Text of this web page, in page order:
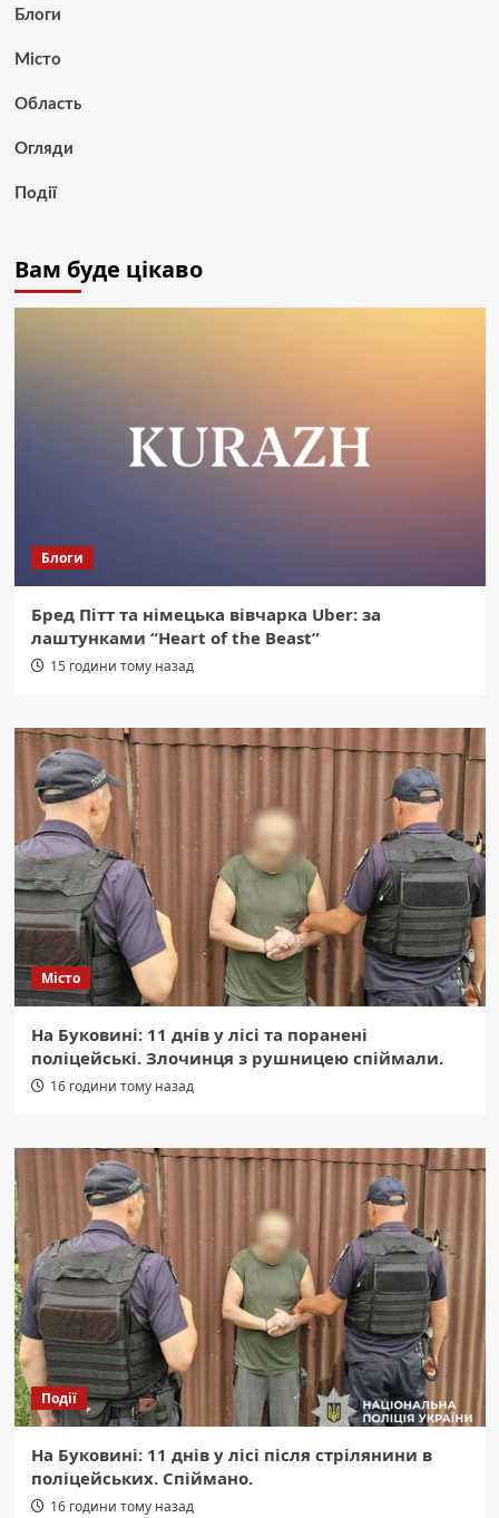
Блоги
Місто
Область
Огляди
Події
Вам буде цікаво
Блоги
Бред Пітт та німецька вівчарка Uber: за
лаштунками “Heart of the Beast”
15 години тому назад
Місто
На Буковині: 11 днів у лісі та поранені
поліцейські. Злочинця з рушницею спіймали.
16 години тому назад
Події
На Буковині: 11 днів у лісі після стрілянини в
поліцейських. Спіймано.
16 години тому назад